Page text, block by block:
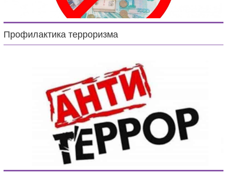
Профилактика терроризма